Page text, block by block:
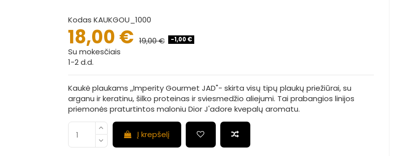
Kodas KAUKGOU_1000
18,00 € 19,00 € -1,00 €
Su mokesčiais
1-2 d.d.
Kaukė plaukams ,,Imperity Gourmet JAD"- skirta visų tipų plaukų priežiūrai, su
arganu ir keratinu, šilko proteinas ir sviesmedžio aliejumi. Tai prabangios linijos
priemonės praturtintos maloniu Dior J'adore kvepalų aromatu.
Į krepšelį